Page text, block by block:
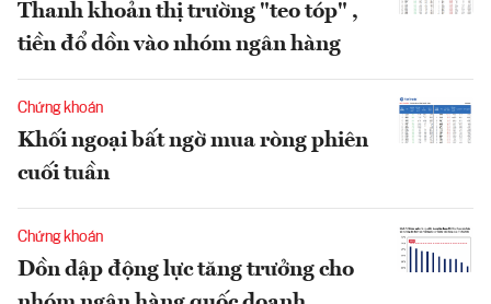
Thanh khoản thị trường "teo tóp" ,
tiền đổ dồn vào nhóm ngân hàng
Chứng khoán
Khối ngoại bất ngờ mua ròng phiên
cuối tuần
Chứng khoán
Dồn dập động lực tăng trưởng cho